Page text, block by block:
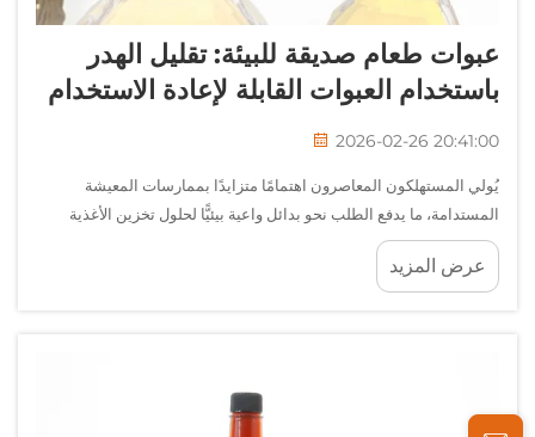
عبوات طعام صديقة للبيئة: تقليل الهدر
باستخدام العبوات القابلة لإعادة الاستخدام
2026-02-26 20:41:00
يُولي المستهلكون المعاصرون اهتمامًا متزايدًا بممارسات المعيشة
المستدامة، ما يدفع الطلب نحو بدائل واعية بيئيًّا لحلول تخزين الأغذية
التقليدية. وتمثل عبوات طعام الصديقة للبيئة خطوةً كبيرةً نحو تقليل الهدر
المنزلي...
عرض المزيد